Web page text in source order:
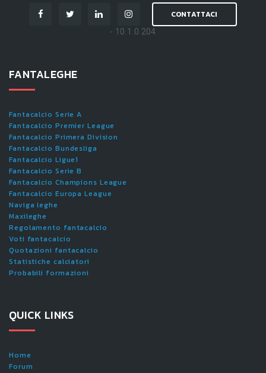
CONTATTACI
- 10.1.0.204
FANTALEGHE
Fantacalcio Serie A
Fantacalcio Premier League
Fantacalcio Primera Division
Fantacalcio Bundesliga
Fantacalcio Ligue1
Fantacalcio Serie B
Fantacalcio Champions League
Fantacalcio Europa League
Naviga leghe
Maxileghe
Regolamento fantacalcio
Voti fantacalcio
Quotazioni fantacalcio
Statistiche calciatori
Probabili formazioni
QUICK LINKS
Home
Forum